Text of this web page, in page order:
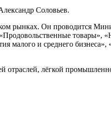
Соловьев.
рынках. Он проводится
товары»,
малого и среднего
отраслей, лёгкой